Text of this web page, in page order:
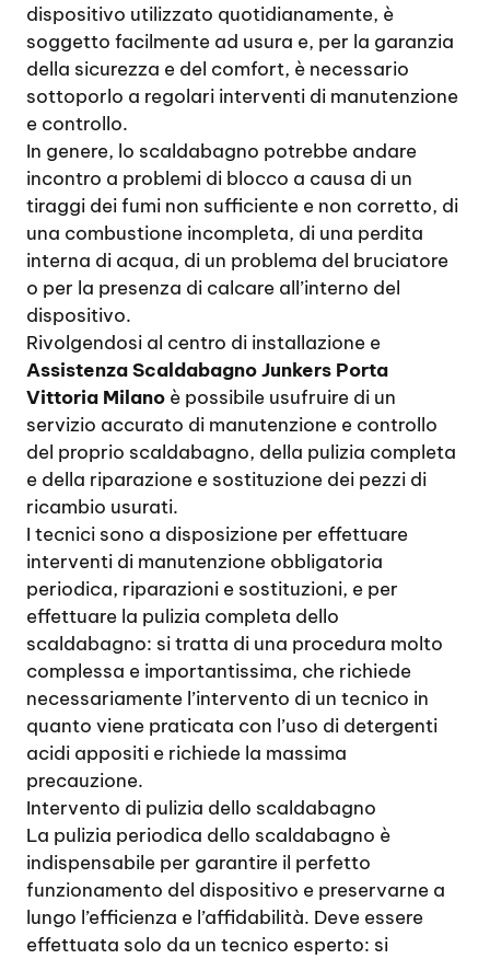
dispositivo utilizzato quotidianamente, è
soggetto facilmente ad usura e, per la garanzia
della sicurezza e del comfort, è necessario
sottoporlo a regolari interventi di manutenzione
e controllo.
In genere, lo scaldabagno potrebbe andare
incontro a problemi di blocco a causa di un
tiraggi dei fumi non sufficiente e non corretto, di
una combustione incompleta, di una perdita
interna di acqua, di un problema del bruciatore
o per la presenza di calcare all’interno del
dispositivo.
Rivolgendosi al centro di installazione e
Assistenza Scaldabagno Junkers Porta
Vittoria Milano è possibile usufruire di un
servizio accurato di manutenzione e controllo
del proprio scaldabagno, della pulizia completa
e della riparazione e sostituzione dei pezzi di
ricambio usurati.
I tecnici sono a disposizione per effettuare
interventi di manutenzione obbligatoria
periodica, riparazioni e sostituzioni, e per
effettuare la pulizia completa dello
scaldabagno: si tratta di una procedura molto
complessa e importantissima, che richiede
necessariamente l’intervento di un tecnico in
quanto viene praticata con l’uso di detergenti
acidi appositi e richiede la massima
precauzione.
Intervento di pulizia dello scaldabagno
La pulizia periodica dello scaldabagno è
indispensabile per garantire il perfetto
funzionamento del dispositivo e preservarne a
lungo l’efficienza e l’affidabilità. Deve essere
effettuata solo da un tecnico esperto: si